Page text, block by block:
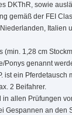
DKThR, sowie
gemäß der FEI
Italien
(min. 1,28 cm
Ponys genannt
ist ein Pferdetausch
2 Beifahrer.
allen Prüfungen
Gespannen an den